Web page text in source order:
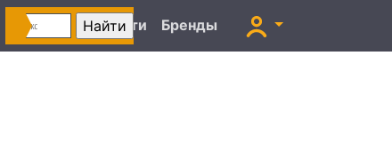
Автоновости Бренды